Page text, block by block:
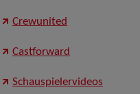
Crewunited
Castforward
Schauspielervideos